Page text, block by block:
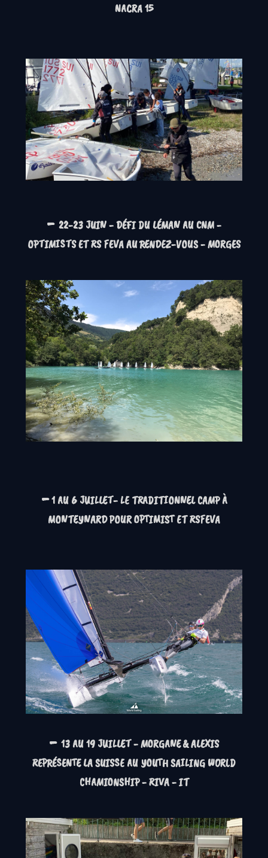
NACRA 15
- 22-23 JUIN - DÉFI DU LÉMAN AU CNM -
OPTIMISTSETRS FEVAAU RENDEZ-VOUS - MORGES
-1 AU 6 JUILLET- LE TRADITIONNEL CAMP À
MONTEYNARD POUR OPTIMIST ET RSFEVA
- 13 AU 19 JUILLET - MORGANE & ALEXIS
REPRÉSENTE LA SUISSE AU YOUTH SAILING WORLD
CHAMIONSHIP - RIVA - IT